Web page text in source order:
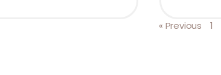
« Previous 1